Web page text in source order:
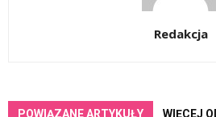
Redakcja
POWIĄZANE ARTYKUŁY WIĘCEJ